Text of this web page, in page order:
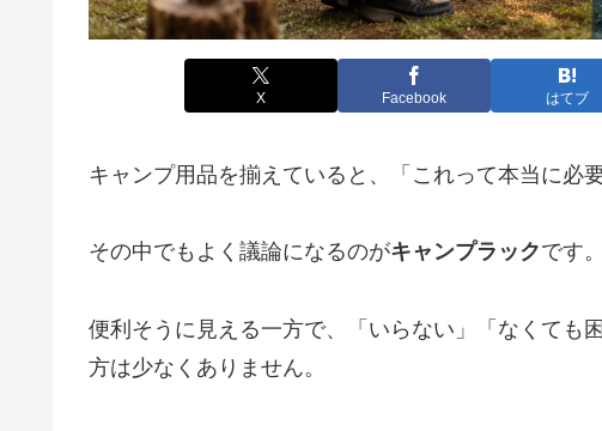
X Facebook はてブ
キャンプ用品を揃えていると、「これって本当に必
その中でもよく議論になるのがキャンプラックです。
便利そうに見える一方で、「いらない」「なくても
方は少なくありません。